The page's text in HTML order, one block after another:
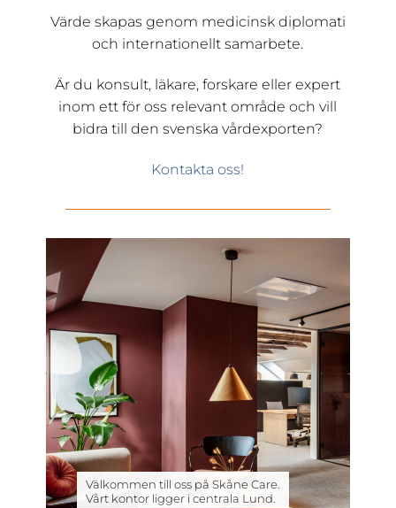
Värde skapas genom medicinsk diplomati
och internationellt samarbete.
Är du konsult, läkare, forskare eller expert
inom ett för oss relevant område och vill
bidra till den svenska vårdexporten?
Kontakta oss!
Välkommen till oss på Skåne Care.
Vårt kontor ligger i centrala Lund.